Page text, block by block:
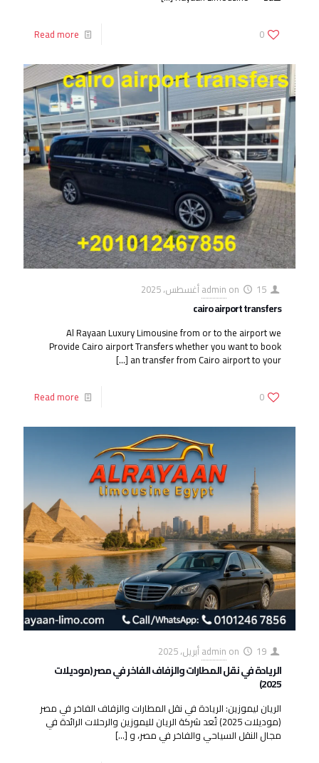
0
Read more
admin on 15 أغسطس، 2025
cairo airport transfers
Al Rayaan Luxury Limousine from or to the airport we
Provide Cairo airport Transfers whether you want to book
an transfer from Cairo airport to your
[…]
0
Read more
admin on 19 أبريل، 2025
الريادة في نقل المطارات والزفاف الفاخر في مصر (موديلات
2025)
الريان ليموزين: الريادة في نقل المطارات والزفاف الفاخر في مصر
(موديلات 2025) تُعد شركة الريان لليموزين والرحلات الرائدة في
مجال النقل السياحي والفاخر في مصر، و […]